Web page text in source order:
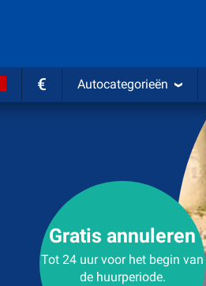
€ Autocategorieën
Gratis annuleren
Tot 24 uur voor het begin van
de huurperiode.